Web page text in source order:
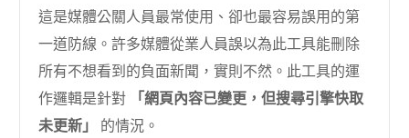
這是媒體公關人員最常使用、卻也最容易誤用的第
一道防線。許多媒體從業人員誤以為此工具能刪除
所有不想看到的負面新聞，實則不然。此工具的運
作邏輯是針對
「網頁內容已變更，但搜尋引擎快取
未更新」
的情況。